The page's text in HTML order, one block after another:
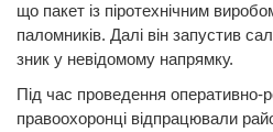
що пакет із піротехнічним
паломників. Далі він запустив
зник у невідомому напрямку.
Під час проведення оперативно-
правоохоронці відпрацювали